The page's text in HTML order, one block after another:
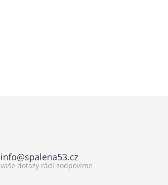
info@spalena53.cz
vaše dotazy rádi zodpovíme